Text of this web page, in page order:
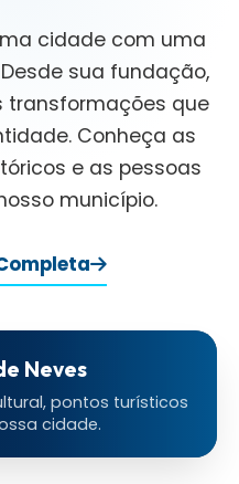
cidade com uma
sua fundação,
transformações que
Conheça as
e as pessoas
município.
Neves
pontos turísticos
da nossa cidade.